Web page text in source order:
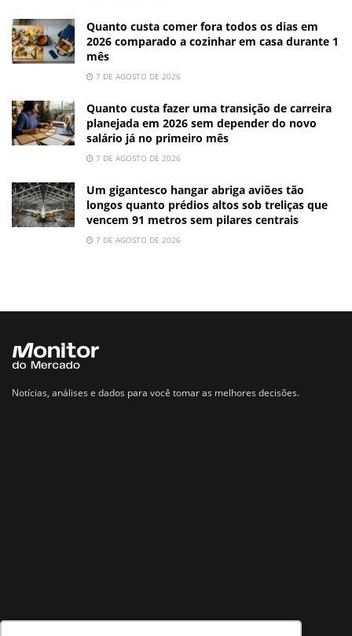
Quanto custa comer fora todos os dias em
2026 comparado a cozinhar em casa durante 1
mês
7 DE AGOSTO DE 2026
Quanto custa fazer uma transição de carreira
planejada em 2026 sem depender do novo
salário já no primeiro mês
7 DE AGOSTO DE 2026
Um gigantesco hangar abriga aviões tão
longos quanto prédios altos sob treliças que
vencem 91 metros sem pilares centrais
7 DE AGOSTO DE 2026
Notícias, análises e dados para você tomar as melhores decisões.